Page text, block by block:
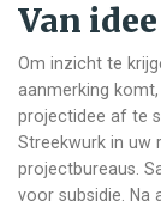
Van
Om inzicht te
aanmerking
projectidee af te
Streekwurk in uw
projectbureaus.
voor subsidie. Na